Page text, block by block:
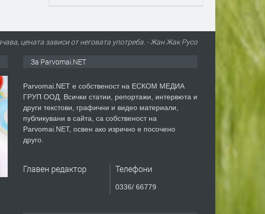
цената зависи от неговата употреба. - Жан Жак Русо
За Parvomai.NET
Parvomai.NET е собственост на ЕСКОМ МЕДИА
ГРУП ООД. Всички статии, репортажи, интервюта и
други текстови, графични и видео материали,
публикувани в сайта, са собственост на
Parvomai.NET, освен ако изрично е посочено
друго.
Главен редактор Телефони
0336/ 66779